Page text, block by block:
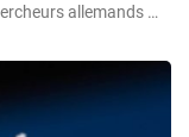
allemands …